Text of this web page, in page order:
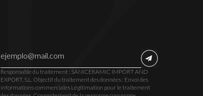
Responsable du traitement : SANICERAMIC IMPORT AND
EXPORT, S.L. Objectif du traitement des données : Envoi des
informations commerciales Légitimation pour le traitement